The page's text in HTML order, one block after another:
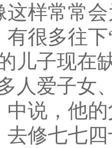
这样常常
很多往
儿子现在
人爱子女
中说，他
去修七七